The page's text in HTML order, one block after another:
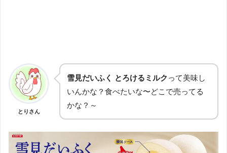
とりさん
雪見だいふく とろけるミルク って美味し
いんかな？食べたいな〜どこで売ってる
かな？～